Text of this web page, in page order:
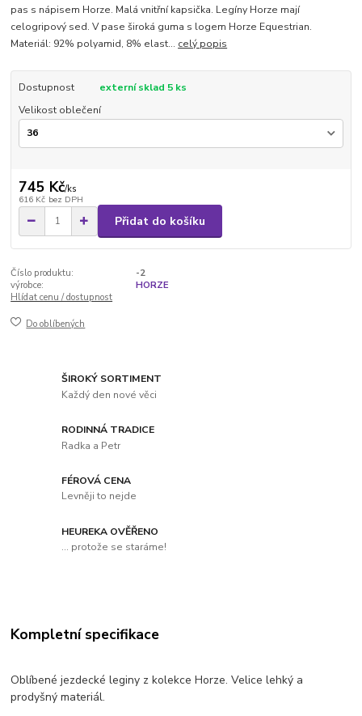
pas s nápisem Horze. Malá vnitřní kapsička. Legíny Horze mají
celogripový sed. V pase široká guma s logem Horze Equestrian.
Materiál: 92% polyamid, 8% elast... celý popis
Dostupnost
externí sklad 5 ks
Velikost oblečení
745 Kč/ks
616 Kč bez DPH
Přidat do košíku
Číslo produktu:
-2
výrobce:
HORZE
Hlídat cenu / dostupnost
Do oblíbených
ŠIROKÝ SORTIMENT
Každý den nové věci
RODINNÁ TRADICE
Radka a Petr
FÉROVÁ CENA
Levněji to nejde
HEUREKA OVĚŘENO
... protože se staráme!
Kompletní specifikace
Oblíbené jezdecké leginy z kolekce Horze. Velice lehký a
prodyšný materiál.